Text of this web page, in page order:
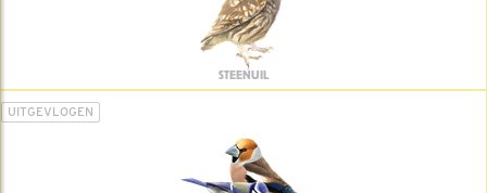
STEENUIL
UITGEVLOGEN